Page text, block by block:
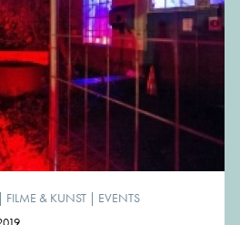
| FILME & KUNST | EVENTS